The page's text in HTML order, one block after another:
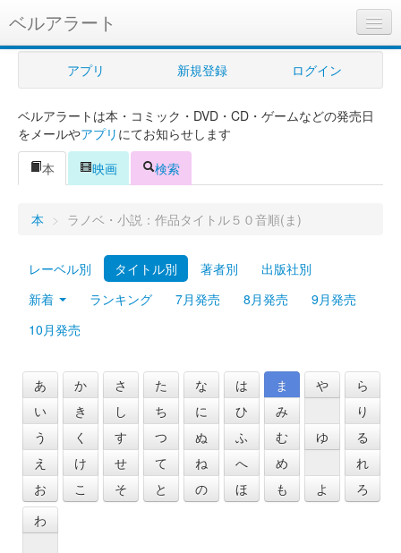
ベルアラート
ベルアラートとは
ヘルプ
新規登録
ログイン
Myシェルフ
プレミアム
アプリ 新規登録 ログイン
ベルアラートは本・コミック・DVD・CD・ゲームなどの発売日
をメールやアプリ にてお知らせします
本
映画 検索
本 > ラノベ・小説：作品タイトル５０音順(ま)
レーベル別 タイトル別 著者別
出版社別
新着
ランキング 7月発売 8月発売
9月発売
10月発売
あ
い
う
え
お
か
き
く
け
こ
さ
し
す
せ
そ
た
ち
つ
て
と
な
に
ぬ
ね
の
は
ひ
ふ
へ
ほ
ま
み
む
め
も
や
ゆ
よ
ら
り
る
れ
ろ
わ